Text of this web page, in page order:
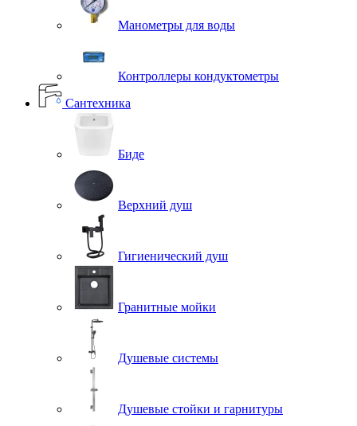
Манометры для воды
Контроллеры кондуктометры
Сантехника
Биде
Верхний душ
Гигиенический душ
Гранитные мойки
Душевые системы
Душевые стойки и гарнитуры